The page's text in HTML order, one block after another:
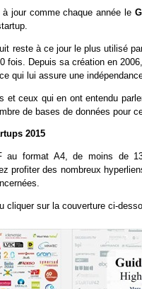
jour comme chaque année le
reste à ce jour le plus utilisé
fois. Depuis sa création en
qui lui assure une
et ceux qui en ont entendu
de bases de données pour
2015
au format A4, de moins de
profiter des nombreux
cliquer sur la couverture ci-